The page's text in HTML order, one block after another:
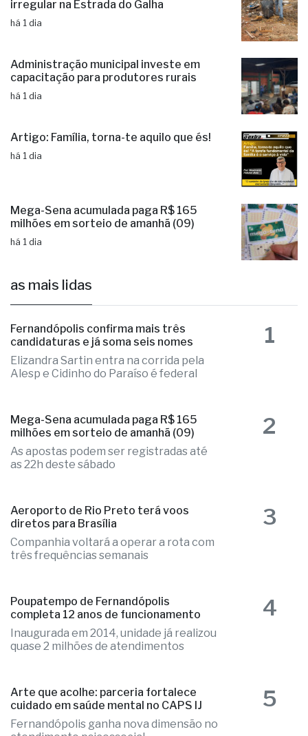
irregular na Estrada do Galha
há 1 dia
Administração municipal investe em
capacitação para produtores rurais
há 1 dia
Artigo: Família, torna-te aquilo que és!
há 1 dia
Mega-Sena acumulada paga R$ 165
milhões em sorteio de amanhã (09)
há 1 dia
as mais lidas
Fernandópolis confirma mais três
candidaturas e já soma seis nomes
Elizandra Sartin entra na corrida pela
Alesp e Cidinho do Paraíso é federal
1
Mega-Sena acumulada paga R$ 165
milhões em sorteio de amanhã (09)
As apostas podem ser registradas até
as 22h deste sábado
2
Aeroporto de Rio Preto terá voos
diretos para Brasília
Companhia voltará a operar a rota com
três frequências semanais
3
Poupatempo de Fernandópolis
completa 12 anos de funcionamento
Inaugurada em 2014, unidade já realizou
quase 2 milhões de atendimentos
4
Arte que acolhe: parceria fortalece
cuidado em saúde mental no CAPS IJ
Fernandópolis ganha nova dimensão no
5